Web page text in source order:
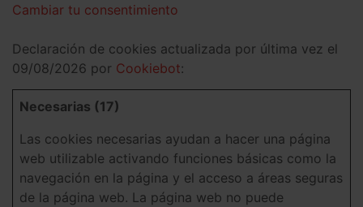
Cambiar tu consentimiento
Declaración de cookies actualizada por última vez el
09/08/2026 por Cookiebot:
Necesarias (17)
Las cookies necesarias ayudan a hacer una página
web utilizable activando funciones básicas como la
navegación en la página y el acceso a áreas seguras
de la página web. La página web no puede